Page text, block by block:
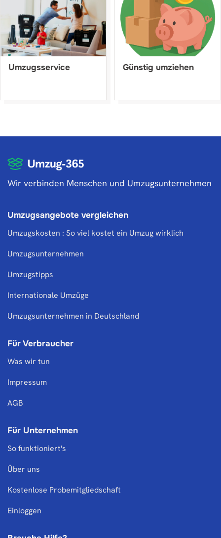
Umzugsservice Günstig umziehen
Wir verbinden Menschen und Umzugsunternehmen
Umzugsangebote vergleichen
Umzugskosten : So viel kostet ein Umzug wirklich
Umzugsunternehmen
Umzugstipps
Internationale Umzüge
Umzugsunternehmen in Deutschland
Für Verbraucher
Was wir tun
Impressum
AGB
Für Unternehmen
So funktioniert's
Über uns
Kostenlose Probemitgliedschaft
Einloggen